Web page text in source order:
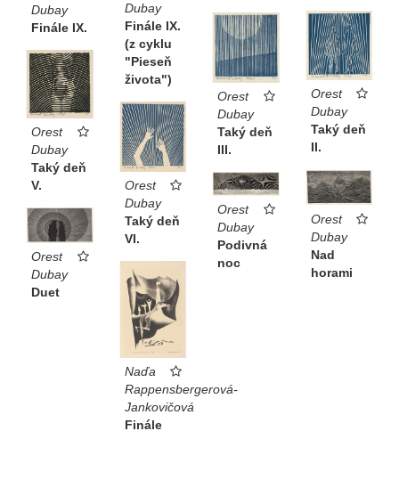
Dubay
Finále IX.
Dubay
Finále IX.
(z cyklu
"Pieseň
života")
Orest
Dubay
Taký deň
II.
Orest
Dubay
Taký deň
III.
Orest
Dubay
Taký deň
V.
Orest
Dubay
Taký deň
VI.
Orest
Dubay
Nad
horami
Orest
Dubay
Podivná
noc
Orest
Dubay
Duet
Naďa
Rappensbergerová-
Jankovičová
Finále